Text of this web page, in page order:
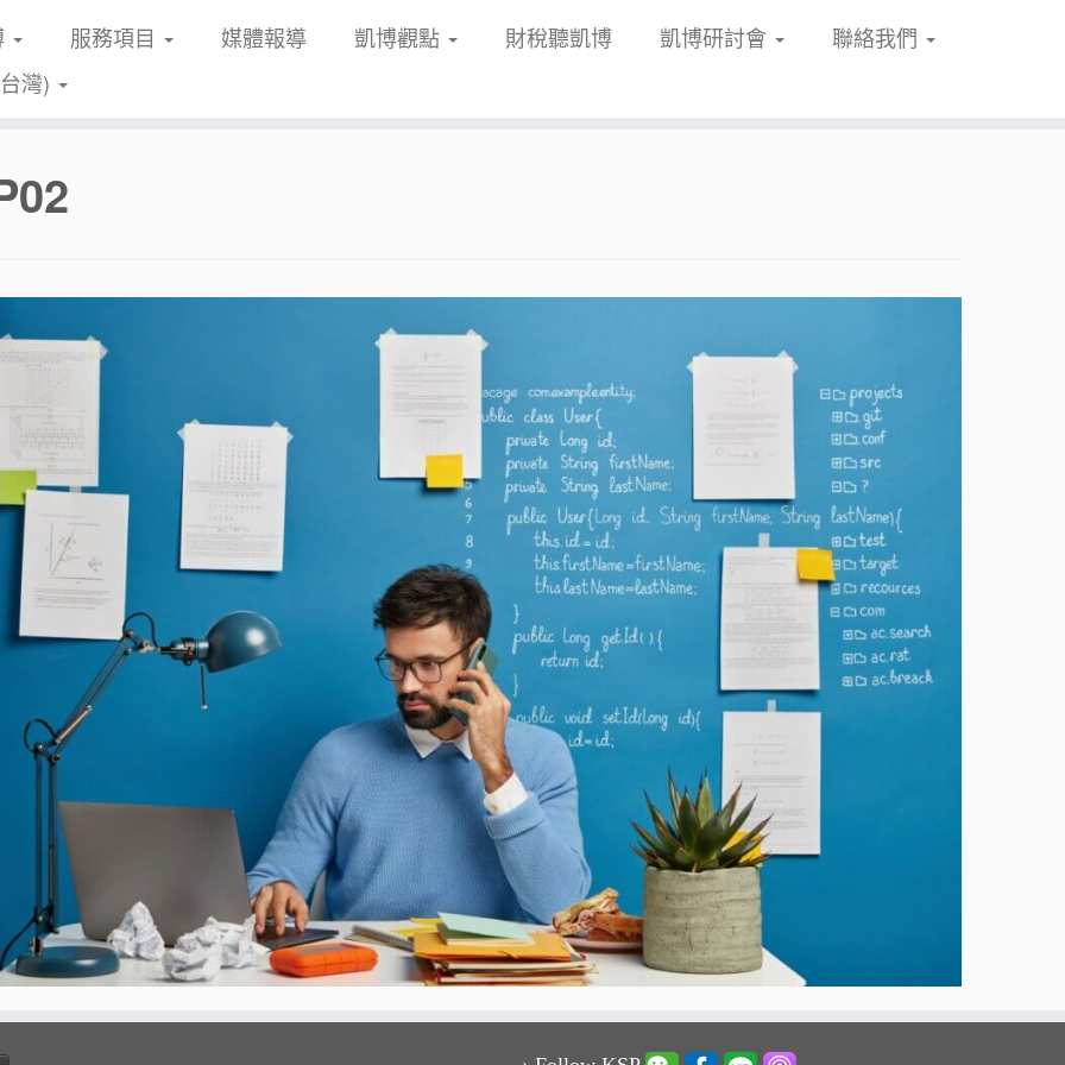
服務項目 媒體報導 凱博觀點 財稅聽凱博 凱博研討會
聯絡我們
灣)